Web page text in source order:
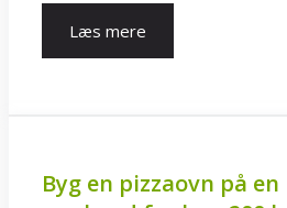
Læs mere
Byg en pizzaovn på en